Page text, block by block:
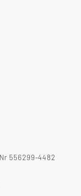
556299-4482